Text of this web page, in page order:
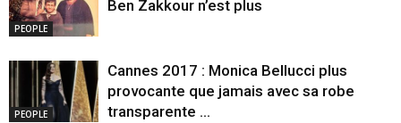
PEOPLE
Ben Zakkour n’est plus
PEOPLE
Cannes 2017 : Monica Bellucci plus
provocante que jamais avec sa robe
transparente …